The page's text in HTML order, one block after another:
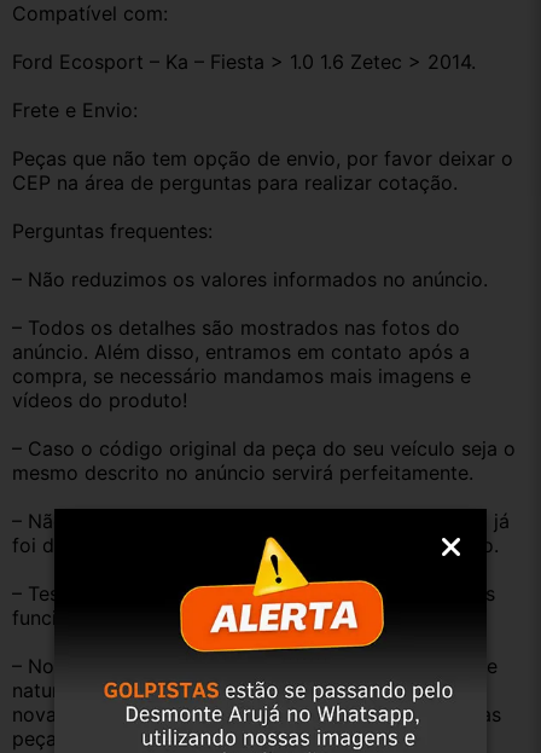
Compatível com:
Ford Ecosport – Ka – Fiesta > 1.0 1.6 Zetec > 2014.
Frete e Envio:
Peças que não tem opção de envio, por favor deixar o
CEP na área de perguntas para realizar cotação.
Perguntas frequentes:
– Não reduzimos os valores informados no anúncio.
– Todos os detalhes são mostrados nas fotos do
anúncio. Além disso, entramos em contato após a
compra, se necessário mandamos mais imagens e
vídeos do produto!
– Caso o código original da peça do seu veículo seja o
mesmo descrito no anúncio servirá perfeitamente.
– Não temos informação sobre o KM, pois o veículo já
foi desmontado. No entanto, estão em ótimo estado.
– Testamos as peças antes de anunciar e enviar, elas
funcionam perfeitamente.
– Nossas peças são USADAS e apresentam desgaste
natural pelo tempo. Peças perfeitas são apenas as
novas e sem uso. No entanto, garantimos que nossas
peças estão em BOM ESTADO e foram testadas.